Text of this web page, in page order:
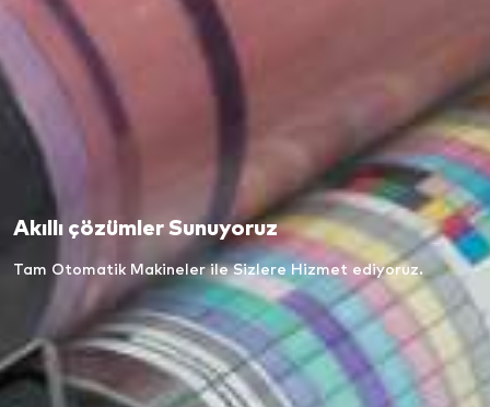
Akıllı çözümler Sunuyoruz
Tam Otomatik Makineler ile Sizlere Hizmet ediyoruz.